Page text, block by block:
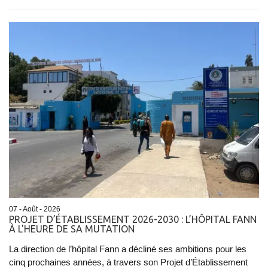
07 - Août - 2026
PROJET D’ÉTABLISSEMENT 2026-2030 : L’HÔPITAL FANN
À L'HEURE DE SA MUTATION
La direction de l’hôpital Fann a décliné ses ambitions pour les
cinq prochaines années, à travers son Projet d’Établissement